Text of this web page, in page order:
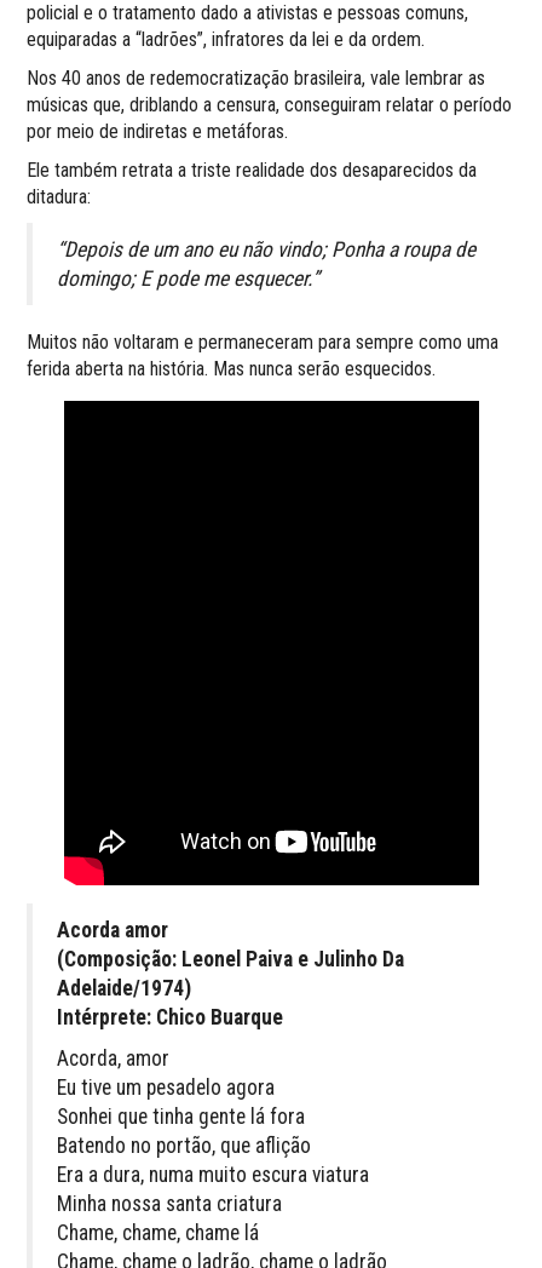
policial e o tratamento dado a ativistas e pessoas comuns,
equiparadas a “ladrões”, infratores da lei e da ordem.
Nos 40 anos de redemocratização brasileira, vale lembrar as
músicas que, driblando a censura, conseguiram relatar o período
por meio de indiretas e metáforas.
Ele também retrata a triste realidade dos desaparecidos da
ditadura:
“Depois de um ano eu não vindo; Ponha a roupa de
domingo; E pode me esquecer.”
Muitos não voltaram e permaneceram para sempre como uma
ferida aberta na história. Mas nunca serão esquecidos.
Acorda amor
(Composição: Leonel Paiva e Julinho Da
Adelaide/1974)
Intérprete: Chico Buarque
Acorda, amor
Eu tive um pesadelo agora
Sonhei que tinha gente lá fora
Batendo no portão, que aflição
Era a dura, numa muito escura viatura
Minha nossa santa criatura
Chame, chame, chame lá
Chame, chame o ladrão, chame o ladrão